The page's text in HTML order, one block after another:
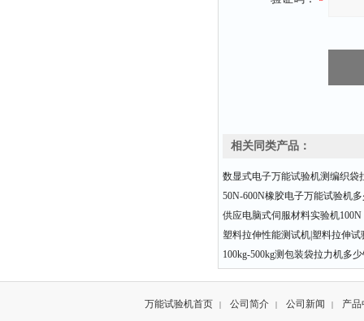
相关同类产品：
数显式电子万能试验机测编织袋
50N-600N橡胶电子万能试验机
供应电脑式伺服材料实验机100N
塑料拉伸性能测试机|塑料拉伸试
100kg-500kg测包装袋拉力机多
万能试验机首页 | 公司简介 | 公司新闻 | 产品